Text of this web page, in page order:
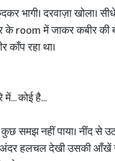
भागी। दरवाज़ा खोला।
के room में जाकर कबीर की
काँप रहा था।
में… कोई है…
समझ नहीं पाया। नींद से
हलचल देखी उसकी आँखें